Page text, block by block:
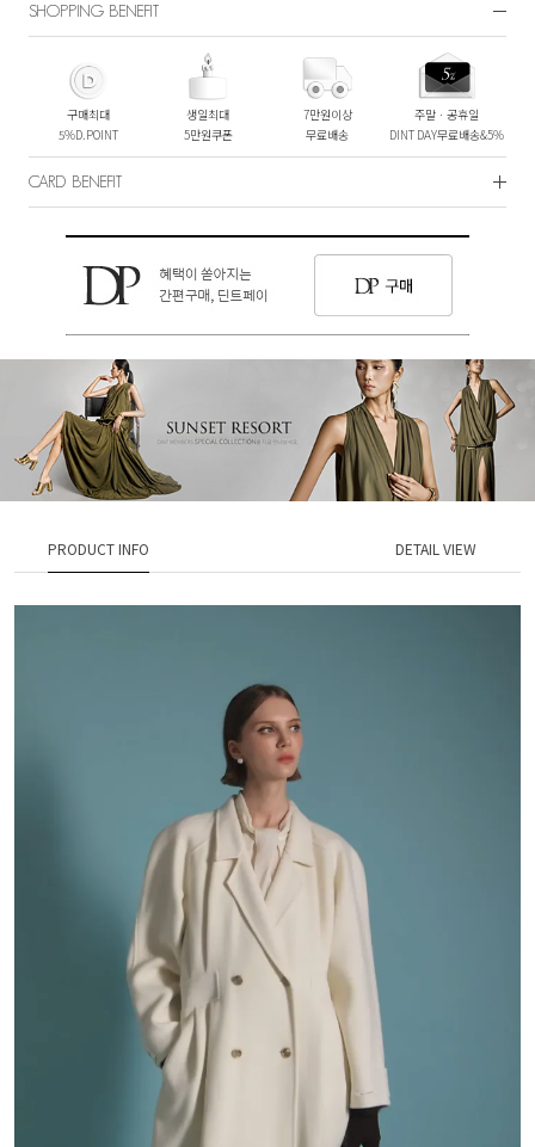
SHOPPING BENEFIT
구매최대
5%D.POINT
생일최대
5만원쿠폰
7만원이상
무료배송
주말ㆍ공휴일
DINT DAY무료배송&5%
CARD BENEFIT
PRODUCT INFO DETAIL VIEW